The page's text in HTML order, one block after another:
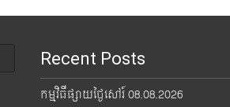
Recent Posts
កម្មវិធីផ្សាយថ្ងៃសៅរ៍ 08.08.2026